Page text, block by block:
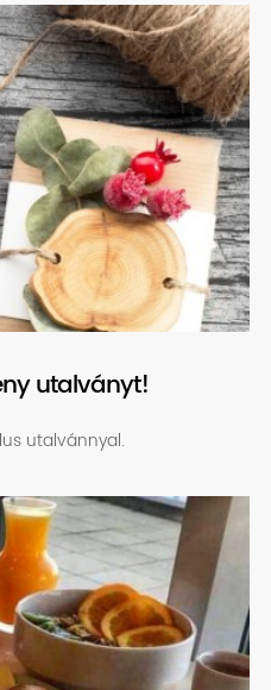
utalványt!
utalvánnyal.